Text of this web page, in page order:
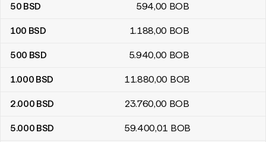
50 BSD 594,00 BOB
100 BSD 1.188,00 BOB
500 BSD 5.940,00 BOB
1.000 BSD 11.880,00 BOB
2.000 BSD 23.760,00 BOB
5.000 BSD 59.400,01 BOB